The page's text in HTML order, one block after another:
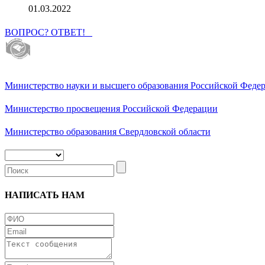
01.03.2022
ВОПРОС? ОТВЕТ!
Министерство науки и высшего образования Российской
Министерство просвещения Российской Федерации
Министерство образования Свердловской области
НАПИСАТЬ НАМ